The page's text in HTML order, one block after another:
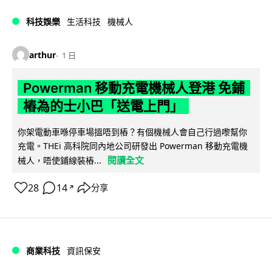
科技娛樂 生活科技 機械人
arthur 1 日
Powerman 移動充電機械人登港 免鋪
樁為的士小巴「送電上門」
你架電動車喺停車場搵唔到樁？有個機械人會自己行過嚟幫你
充電。THEi 高科院同內地公司研發出 Powerman 移動充電機
械人，唔使鋪線裝樁...
閱讀全文
28 14 ↗ 分享
商業科技 資訊保安